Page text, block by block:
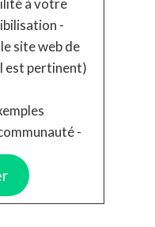
à votre
-
site web de
est pertinent)
-